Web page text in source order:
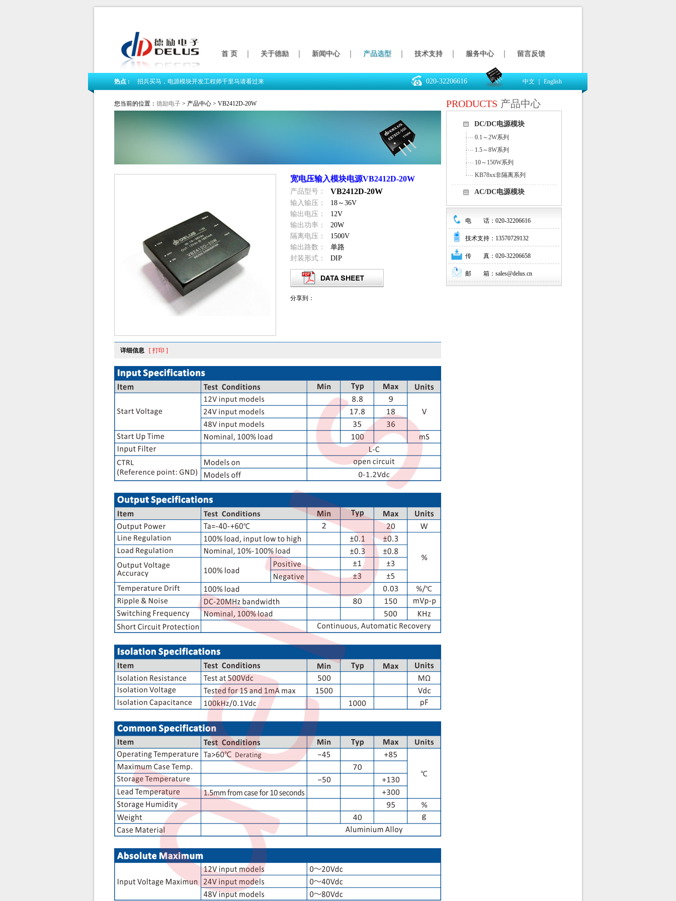
首 页 关于德励 新闻中心 产品选型 技术支持 服务中心 留言反馈
热点 : 招兵买马，电源模块开发工程师千里马请看过来 中文 English
020-32206616
您当前的位置： 德励电子 > 产品中心 > VB2412D-20W
宽电压输入模块电源VB2412D-20W
产品型号： VB2412D-20W
输入输压：
18～36V
输出电压：
12V
输出功率：
20W
隔离电压：
1500V
输出路数：
单路
封装形式：
DIP
分享到：
详细信息 [ 打印 ]
PRODUCTS 产品中心
DC/DC电源模块
0.1～2W系列
1.5～8W系列
10～150W系列
KB78xx非隔离系列
AC/DC电源模块
电 话：020-32206616
技术支持：13570729132
传 真：020-32206658
邮 箱：sales@delus.cn